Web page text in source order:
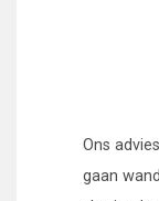
Ons
gaan